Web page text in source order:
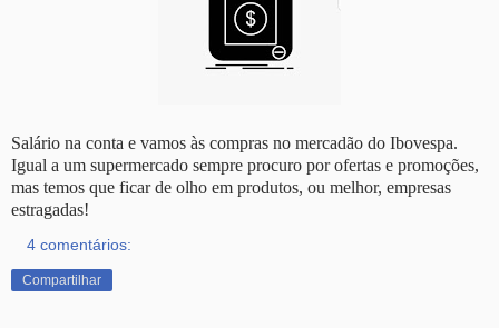
Salário na conta e vamos às compras no mercadão do Ibovespa.
Igual a um supermercado sempre procuro por ofertas e promoções,
mas temos que ficar de olho em produtos, ou melhor, empresas
estragadas!
4 comentários:
Compartilhar